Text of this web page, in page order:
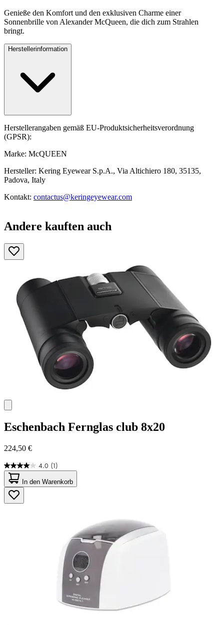
Genieße den Komfort und den exklusiven Charme einer
Sonnenbrille von Alexander McQueen, die dich zum Strahlen
bringt.
Herstellerinformation
Herstellerangaben gemäß EU-Produktsicherheitsverordnung
(GPSR):
Marke: McQUEEN
Hersteller: Kering Eyewear S.p.A., Via Altichiero 180, 35135,
Padova, Italy
Kontakt: contactus@keringeyewear.com
Andere kauften auch
Eschenbach Fernglas club 8x20
224,50 €
4.0 (1)
4.0
von
5
Sternen.
1
In den Warenkorb